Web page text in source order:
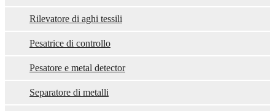
Rilevatore di aghi tessili
Pesatrice di controllo
Pesatore e metal detector
Separatore di metalli